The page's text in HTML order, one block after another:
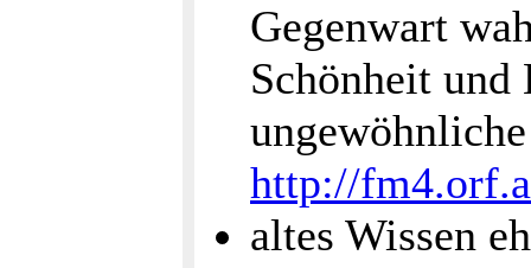
Gegenwart
Schönheit und
http://
altes Wissen